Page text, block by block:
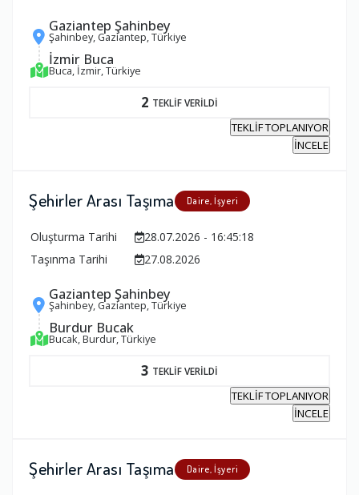
Gaziantep Şahinbey
Şahinbey, Gaziantep, Türkiye
İzmir Buca
Buca, İzmir, Türkiye
2 TEKLİF VERİLDİ
TEKLİF TOPLANIYOR
İNCELE
Şehirler Arası Taşıma Daire, İşyeri
Oluşturma Tarihi
28.07.2026 - 16:45:18
Taşınma Tarihi
27.08.2026
Gaziantep Şahinbey
Şahinbey, Gaziantep, Türkiye
Burdur Bucak
Bucak, Burdur, Türkiye
3 TEKLİF VERİLDİ
TEKLİF TOPLANIYOR
İNCELE
Şehirler Arası Taşıma Daire, İşyeri